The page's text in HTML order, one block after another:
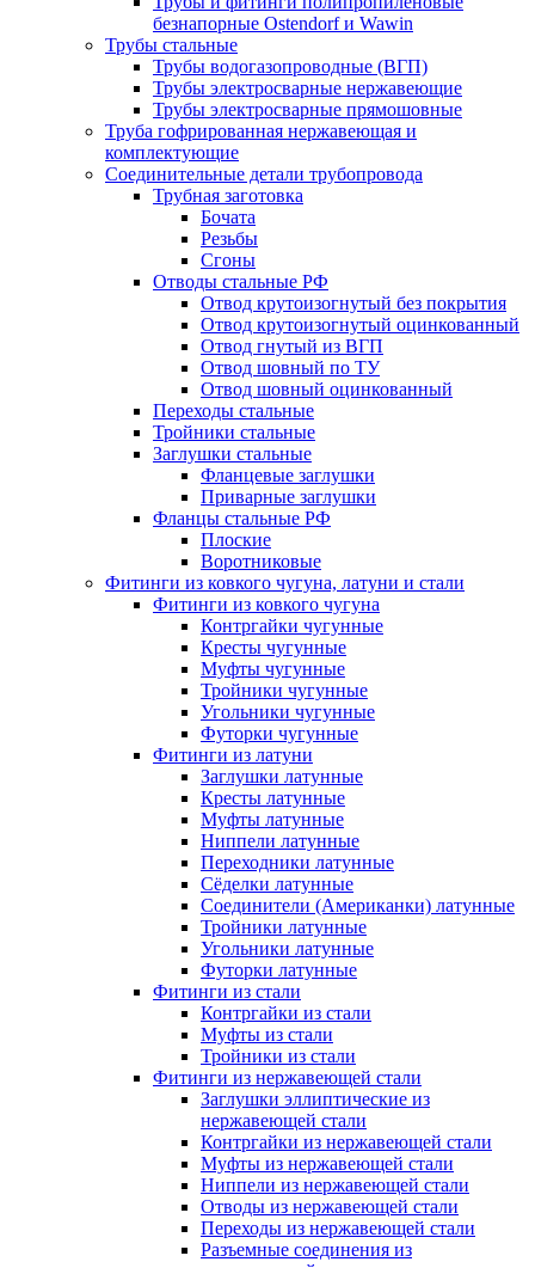
безнапорные Ostendorf и Wawin
Трубы стальные
Трубы водогазопроводные (ВГП)
Трубы электросварные нержавеющие
Трубы электросварные прямошовные
Труба гофрированная нержавеющая и
комплектующие
Соединительные детали трубопровода
Трубная заготовка
Бочата
Резьбы
Сгоны
Отводы стальные РФ
Отвод крутоизогнутый без покрытия
Отвод крутоизогнутый оцинкованный
Отвод гнутый из ВГП
Отвод шовный по ТУ
Отвод шовный оцинкованный
Переходы стальные
Тройники стальные
Заглушки стальные
Фланцевые заглушки
Приварные заглушки
Фланцы стальные РФ
Плоские
Воротниковые
Фитинги из ковкого чугуна, латуни и стали
Фитинги из ковкого чугуна
Контргайки чугунные
Кресты чугунные
Муфты чугунные
Тройники чугунные
Угольники чугунные
Футорки чугунные
Фитинги из латуни
Заглушки латунные
Кресты латунные
Муфты латунные
Ниппели латунные
Переходники латунные
Сёделки латунные
Соединители (Американки) латунные
Тройники латунные
Угольники латунные
Футорки латунные
Фитинги из стали
Контргайки из стали
Муфты из стали
Тройники из стали
Фитинги из нержавеющей стали
Заглушки эллиптические из
нержавеющей стали
Контргайки из нержавеющей стали
Муфты из нержавеющей стали
Ниппели из нержавеющей стали
Отводы из нержавеющей стали
Переходы из нержавеющей стали
Разъемные соединения из